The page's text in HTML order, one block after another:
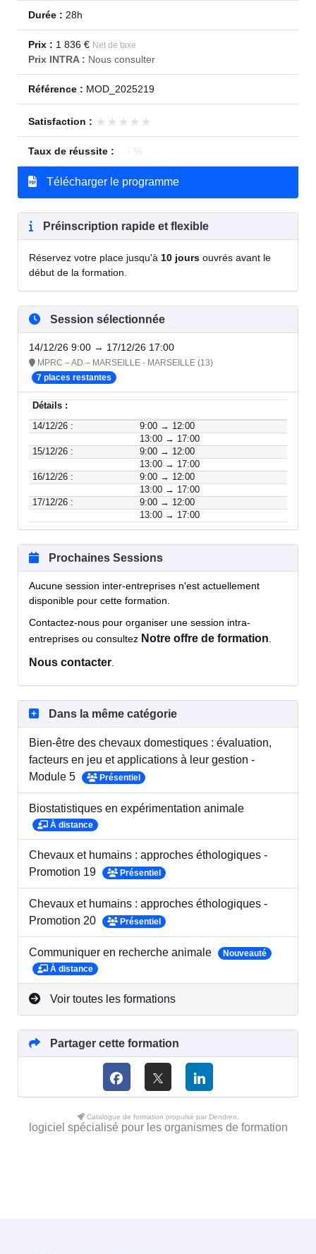
Durée : 28h
Prix : 1 836 € Net de taxe
Prix INTRA : Nous consulter
Référence : MOD_2025219
Satisfaction : ★★★★★
★★★★★
Taux de réussite : - %
Télécharger le programme
Préinscription rapide et flexible
Réservez votre place jusqu'à 10 jours ouvrés avant le
début de la formation.
Session sélectionnée
14/12/26 9:00 → 17/12/26 17:00
MPRC – AD – MARSEILLE - MARSEILLE (13)
7 places restantes
Détails :
14/12/26 :
9:00 → 12:00
13:00 → 17:00
15/12/26 :
9:00 → 12:00
13:00 → 17:00
16/12/26 :
9:00 → 12:00
13:00 → 17:00
17/12/26 :
9:00 → 12:00
13:00 → 17:00
Prochaines Sessions
Aucune session inter-entreprises n'est actuellement
disponible pour cette formation.
Contactez-nous pour organiser une session intra-
entreprises ou consultez Notre offre de formation
Nous contacter
Dans la même catégorie
Bien-être des chevaux domestiques : évaluation,
facteurs en jeu et applications à leur gestion -
Module 5
Présentiel
Biostatistiques en expérimentation animale
À distance
Chevaux et humains : approches éthologiques -
Promotion 19
Présentiel
Chevaux et humains : approches éthologiques -
Promotion 20
Présentiel
Communiquer en recherche animale
Nouveauté
À distance
Voir toutes les formations
Partager cette formation
Catalogue de formation propulsé par Dendreo,
logiciel spécialisé pour les organismes de formation